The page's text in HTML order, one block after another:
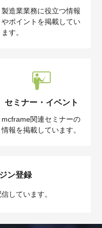
製造業業務に役立つ情報
やポイントを掲載してい
ます。
セミナー・イベント
mcframe関連セミナーの
情報を掲載しています。
ン登録
しています。